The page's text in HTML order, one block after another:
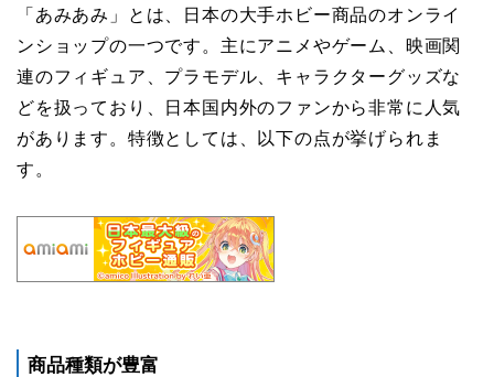
「あみあみ」とは、日本の大手ホビー商品のオンライ
ンショップの一つです。主にアニメやゲーム、映画関
連のフィギュア、プラモデル、キャラクターグッズな
どを扱っており、日本国内外のファンから非常に人気
があります。特徴としては、以下の点が挙げられま
す。
商品種類が豊富